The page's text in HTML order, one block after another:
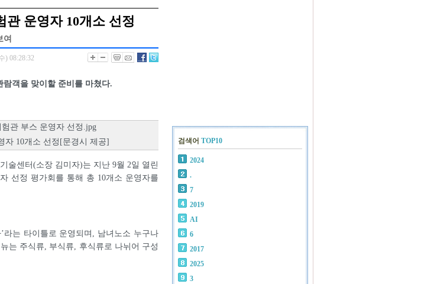
운영자 10개소 선정
여
) 08:28:32
객을 맞이할 준비를 마쳤다.
자 10개소 선정[문경시 제공]
술센터(소장 김미자)는 지난 9월 2일 열린
선정 평가회를 통해 총 10개소 운영자를
라는 타이틀로 운영되며, 남녀노소 누구나
는 주식류, 부식류, 후식류로 나뉘어 구성
검색어 TOP10
2024
.
7
2019
AI
6
2017
2025
3